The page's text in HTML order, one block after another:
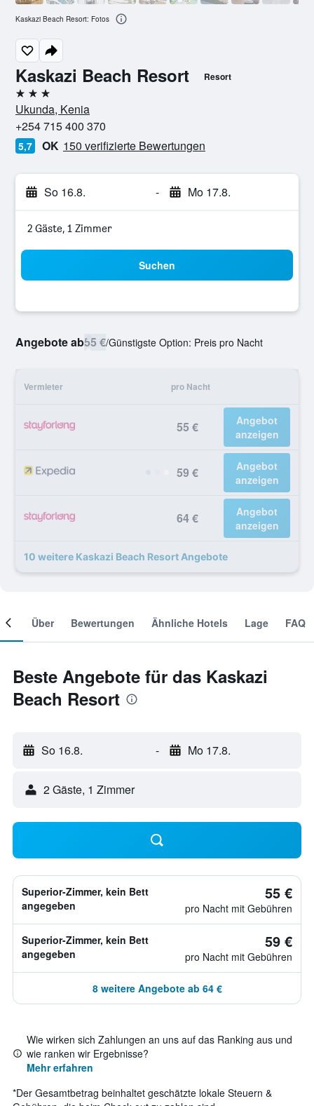
Kaskazi Beach Resort Resort
3 Sterne
Ukunda, Kenia
+254 715 400 370
5,7 OK 150 verifizierte Bewertungen
So 16.8. - Mo 17.8.
2 Gäste, 1 Zimmer
Suchen
Angebote ab55 €/Günstigste Option: Preis pro Nacht
Vermieter pro Nacht
55 €
Angebot
anzeigen
59 €
Angebot
anzeigen
64 €
Angebot
anzeigen
10 weitere Kaskazi Beach Resort Angebote
Kaskazi Beach Resort: Fotos
Über Bewertungen Ähnliche Hotels Lage FAQ
Beste Angebote für das Kaskazi
Beach Resort
So 16.8. - Mo 17.8.
2 Gäste, 1 Zimmer
Superior-Zimmer, kein Bett
angegeben
55 €
pro Nacht mit Gebühren
Superior-Zimmer, kein Bett
angegeben
59 €
pro Nacht mit Gebühren
8 weitere Angebote ab 64 €
Wie wirken sich Zahlungen an uns auf das Ranking aus und
wie ranken wir Ergebnisse?
Mehr erfahren
*Der Gesamtbetrag beinhaltet geschätzte lokale Steuern &